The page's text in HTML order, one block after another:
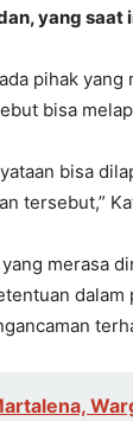
yang
pihak
bisa
bisa
tersebut,”
merasa